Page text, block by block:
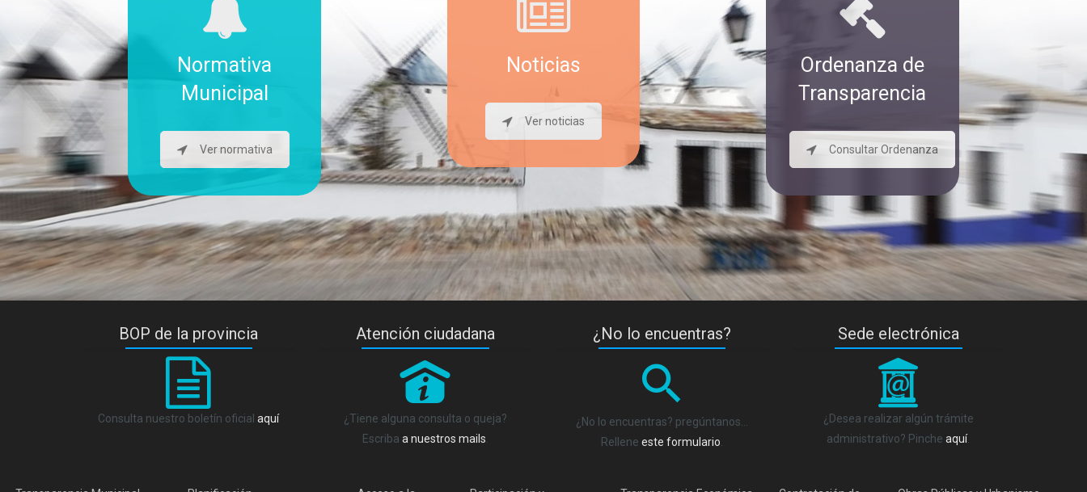
Normativa
Municipal
Ver normativa
Noticias
Ver noticias
Ordenanza de
Transparencia
Consultar Ordenanza
BOP de la provincia
Consulta nuestro boletín oficialaquí
Atención ciudadana
P
¿Tiene alguna consulta o queja?
Escriba a nuestros mails.
¿No lo encuentras?
¿No lo encuentras? pregúntanos…
Rellene este formulario.
Sede electrónica
_
¿Desea realizar algún trámite
administrativo? Pincheaquí.